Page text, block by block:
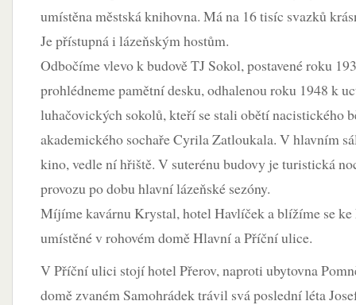
umístěna městská knihovna. Má na 16 tisíc svazků
Je přístupná i lázeňským hostům.
Odbočíme vlevo k budově TJ Sokol, postavené roku
prohlédneme pamětní desku, odhalenou roku 1948 k
luhačovických sokolů, kteří se stali obětí nacistického
akademického sochaře Cyrila Zatloukala. V hlavním
kino, vedle ní hřiště. V suterénu budovy je turistická
provozu po dobu hlavní lázeňské sezóny.
Míjíme kavárnu Krystal, hotel Havlíček a blížíme se
umístěné v rohovém domě Hlavní a Příční ulice.
V Příční ulici stojí hotel Přerov, naproti ubytovna
domě zvaném Samohrádek trávil svá poslední léta